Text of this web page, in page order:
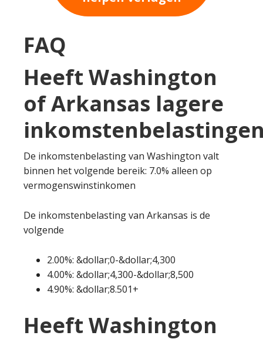
FAQ
Heeft Washington
of Arkansas lagere
De inkomstenbelasting van Washington valt
binnen het volgende bereik: 7.0% alleen op
vermogenswinstinkomen
De inkomstenbelasting van Arkansas is de
volgende
2.00%: &dollar;0-&dollar;4,300
4.00%: &dollar;4,300-&dollar;8,500
4.90%: &dollar;8.501+
Heeft Washington